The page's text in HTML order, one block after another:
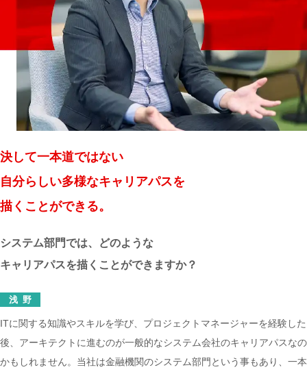
決して一本道ではない
自分らしい多様なキャリアパスを
描くことができる。
システム部門では、どのような
キャリアパスを描くことができますか？
浅野
ITに関する知識やスキルを学び、プロジェクトマネージャーを経験した
後、アーキテクトに進むのが一般的なシステム会社のキャリアパスなの
かもしれません。当社は金融機関のシステム部門という事もあり、一本